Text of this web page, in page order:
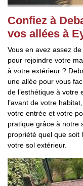
Confiez à
vos allées à
Vous en avez assez
pour rejoindre votre
à votre extérieur ?
une allée pour vous
de l’esthétique à votre
l’avant de votre
votre entrée et votre
pratique grâce à notre
propriété quel que soit
votre sol extérieur.